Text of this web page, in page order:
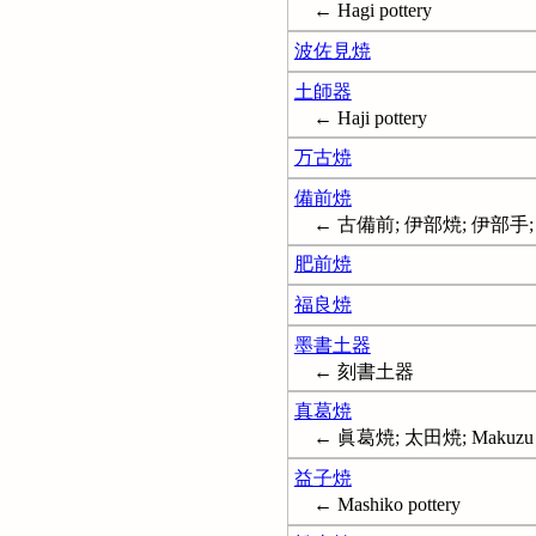
← Hagi pottery
波佐見焼
土師器
← Haji pottery
万古焼
備前焼
← 古備前; 伊部焼; 伊部手;
肥前焼
福良焼
墨書土器
← 刻書土器
真葛焼
← 眞葛焼; 太田焼; Makuzu
益子焼
← Mashiko pottery